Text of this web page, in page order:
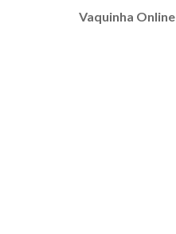
Vaquinha Online